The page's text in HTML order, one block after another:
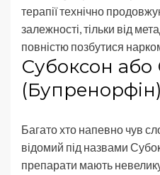
терапії технічно
залежності, тільки від
повністю позбутися
Субоксон або
(Бупренорфін)
Багато хто напевно чув
відомий під назвами
препарати мають